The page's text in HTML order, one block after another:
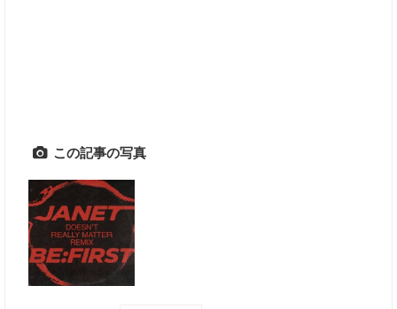
この記事の写真